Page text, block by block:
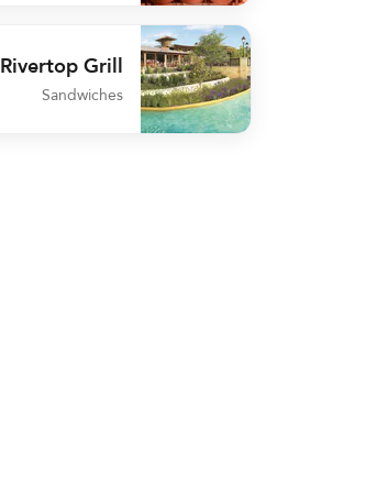
undefined High Velocity
Rivertop Grill
Sandwiches